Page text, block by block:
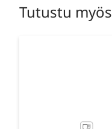
Tutustu myös